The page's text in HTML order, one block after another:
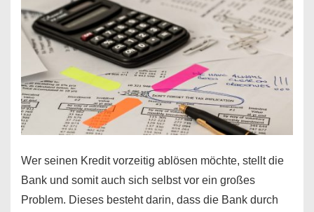
diesen
Regeln!
Wer seinen Kredit vorzeitig ablösen möchte, stellt die
Bank und somit auch sich selbst vor ein großes
Problem. Dieses besteht darin, dass die Bank durch